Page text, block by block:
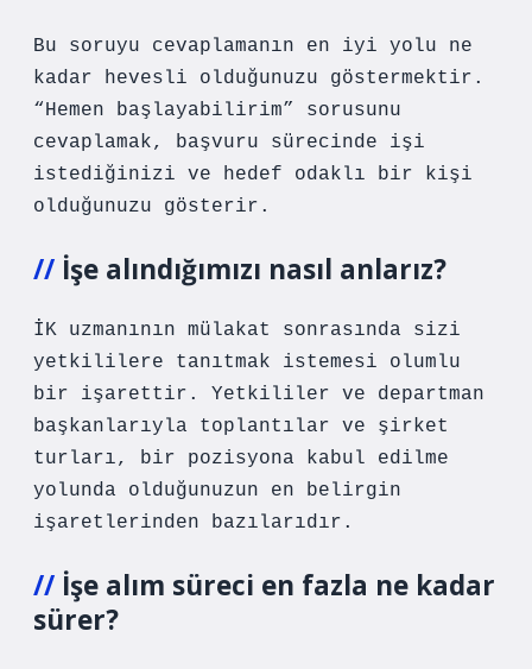
Bu soruyu cevaplamanın en iyi yolu ne
kadar hevesli olduğunuzu göstermektir.
“Hemen başlayabilirim” sorusunu
cevaplamak, başvuru sürecinde işi
istediğinizi ve hedef odaklı bir kişi
olduğunuzu gösterir.
İşe alındığımızı nasıl anlarız?
İK uzmanının mülakat sonrasında sizi
yetkililere tanıtmak istemesi olumlu
bir işarettir. Yetkililer ve departman
başkanlarıyla toplantılar ve şirket
turları, bir pozisyona kabul edilme
yolunda olduğunuzun en belirgin
işaretlerinden bazılarıdır.
İşe alım süreci en fazla ne kadar
sürer?